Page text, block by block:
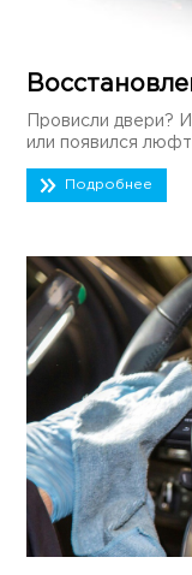
Провисли двери?
или появился
Подробнее